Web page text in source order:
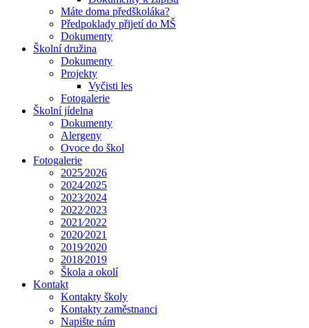
Máte doma předškoláka?
Předpoklady přijetí do MŠ
Dokumenty
Školní družina
Dokumenty
Projekty
Vyčisti les
Fotogalerie
Školní jídelna
Dokumenty
Alergeny
Ovoce do škol
Fotogalerie
2025⁄2026
2024⁄2025
2023⁄2024
2022⁄2023
2021⁄2022
2020⁄2021
2019⁄2020
2018⁄2019
Škola a okolí
Kontakt
Kontakty školy
Kontakty zaměstnanci
Napište nám